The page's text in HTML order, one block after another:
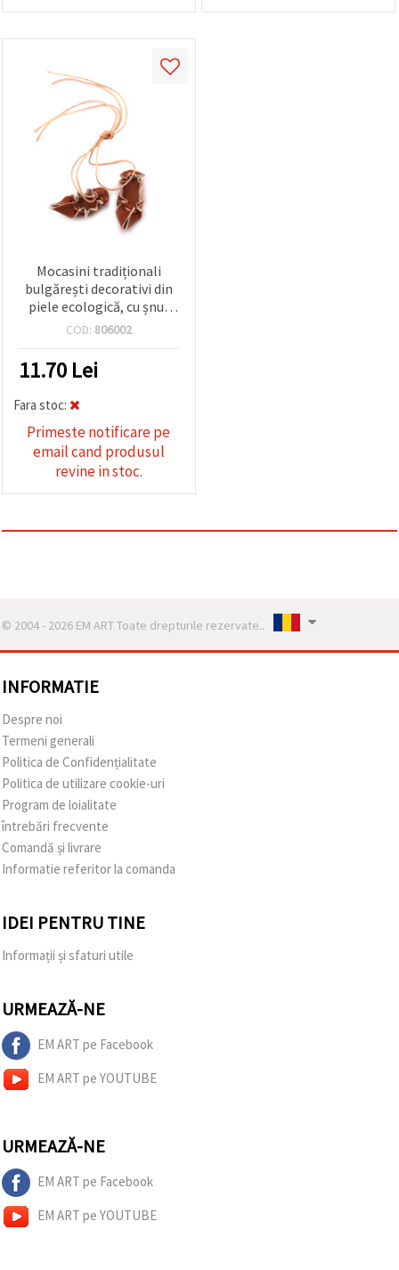
Mocasini tradiționali
bulgărești decorativi din
piele ecologică, cu șnur
din bumbac, maro
perechi pentru handmade
COD: 806002
11.70 Lei
Fara stoc:
Primeste notificare pe
email cand produsul
revine in stoc.
© 2004 - 2026 EM ART Toate drepturile rezervate..
INFORMATIE
Despre noi
Termeni generali
Politica de Confidențialitate
Politica de utilizare cookie-uri
Program de loialitate
întrebări frecvente
Comandă și livrare
Informatie referitor la comanda
IDEI PENTRU TINE
Informații și sfaturi utile
URMEAZĂ-NE
EM ART pe Facebook
EM ART pe YOUTUBE
URMEAZĂ-NE
EM ART pe Facebook
EM ART pe YOUTUBE